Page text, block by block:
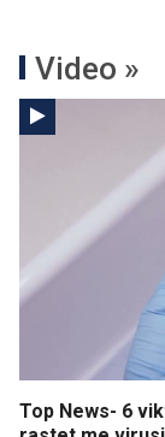
Video »
Top News- 6